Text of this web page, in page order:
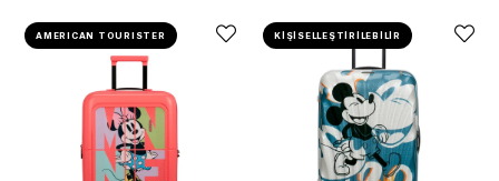
AMERICAN TOURISTER KİŞİSELLEŞTİRİLEBİLİR